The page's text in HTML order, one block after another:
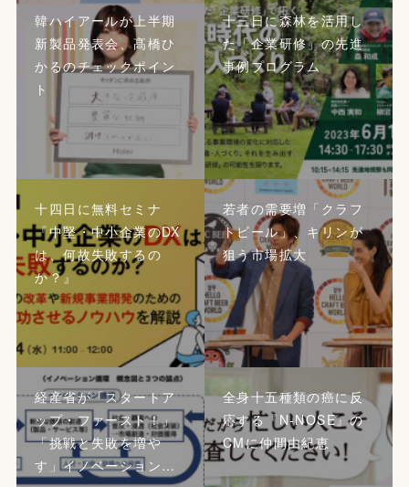
韓ハイアールが上半期
新製品発表会、髙橋ひ
かるのチェックポイン
ト
十三日に森林を活用し
た「企業研修」の先進
事例プログラム
十四日に無料セミナ
『中堅・中小企業のDX
は、何故失敗するの
か？』
若者の需要増「クラフ
トビール」、キリンが
狙う市場拡大
経産省が「スタートア
ップ・ファースト！」
「挑戦と失敗を増や
す」イノベーション…
全身十五種類の癌に反
応する『N-NOSE』の
CMに仲間由紀恵